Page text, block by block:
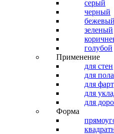
серый
черный
бежевый
зеленый
голубой
Применение
для стен
для пола
для
для
для
Форма